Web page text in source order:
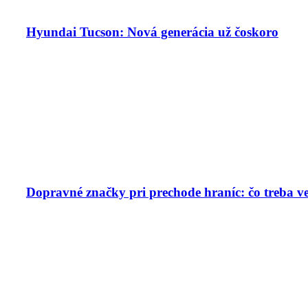
Hyundai Tucson: Nová generácia už čoskoro
Dopravné značky pri prechode hraníc: čo treba